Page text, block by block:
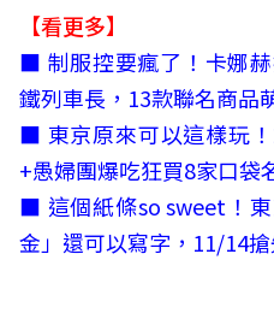
【看更多】
■ 制服控要瘋了！卡娜
鐵列車長，13款聯名商品
■ 東京原來可以這樣玩
+愚婦團爆吃狂買8家口袋
■ 這個紙條so sweet！
金」還可以寫字，11/14